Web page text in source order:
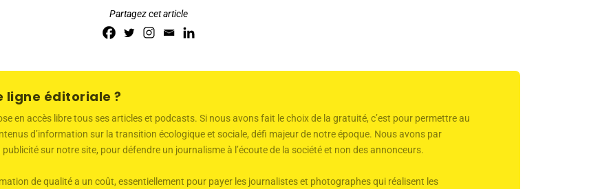
Partagez cet article
ligne éditoriale ?
en accès libre tous ses articles et podcasts. Si nous avons fait le choix de la gratuité, c’est pour permettre au
d’information sur la transition écologique et sociale, défi majeur de notre époque. Nous avons par
sur notre site, pour défendre un journalisme à l’écoute de la société et non des annonceurs.
de qualité a un coût, essentiellement pour payer les journalistes et photographes qui réalisent les